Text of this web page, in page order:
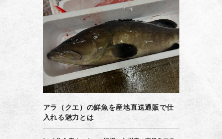
アラ（クエ）の鮮魚を産地直送通販で仕
入れる魅力とは